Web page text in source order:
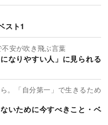
スト1
安が吹き飛ぶ言葉
なりやすい人」に見られる
。「自分第一」で生きるため
いために今すべきこと・ベ